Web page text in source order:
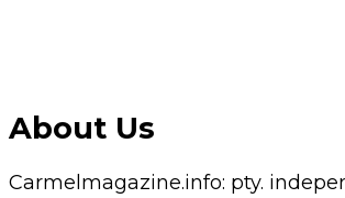
About Us
Carmelmagazine.info: pty.